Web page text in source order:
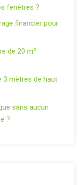
fenêtres ?
financier pour
de 20 m²
3 mètres de haut
sans aucun
?